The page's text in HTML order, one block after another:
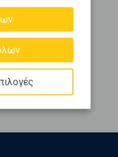
- Παυλόκαστρο
-